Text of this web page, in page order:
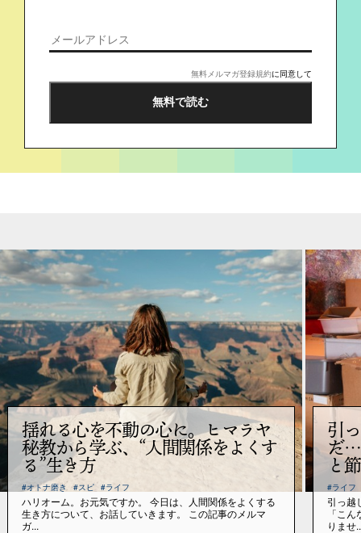
無料メルマガ登録規約に同意して
揺れる心を不動の心に。ヒマラヤ
秘教から学ぶ、“人間関係をよくす
る”生き方
#オトナ磨き #スピ #ライフ
ハリオーム。お元気ですか。 今日は、人間関係をよくする
生き方について、お話していきます。 この記事のメルマ
ガ...
引
だ…
と
#ライフ
引っ越
「こ
りませ